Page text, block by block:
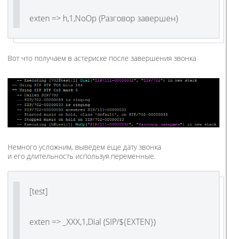
exten => h,1,NoOp (Разговор завершен)
Вот что получаем в астериске после завершения звонка
Немного усложним, выведем еще дату звонка
и его длительность используя переменные.
[test]
exten => _XXX,1,Dial (SIP/${EXTEN})